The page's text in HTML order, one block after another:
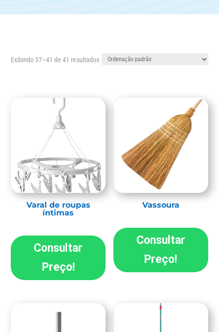
Exibindo 37–41 de 41 resultados
Varal de roupas
íntimas
Consultar
Preço!
Vassoura
Consultar
Preço!